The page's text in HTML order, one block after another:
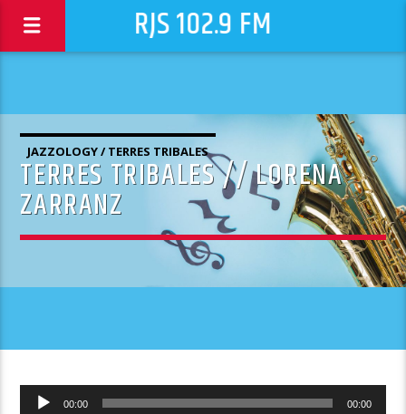
RJS 102.9 FM
JAZZOLOGY / TERRES TRIBALES
TERRES TRIBALES // LORENA
ZARRANZ
Lecteur 00:00 00:00